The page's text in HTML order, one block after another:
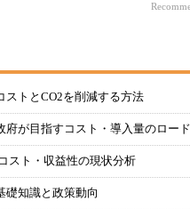
ストとCO2を削減する方法
が目指すコスト・導入量のロー
スト・収益性の現状分析
礎知識と政策動向